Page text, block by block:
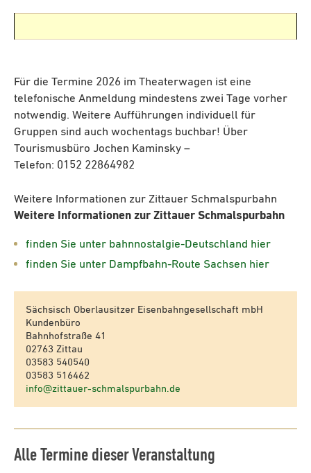
Für die Termine 2026 im Theaterwagen ist eine
telefonische Anmeldung mindestens zwei Tage vorher
notwendig. Weitere Aufführungen individuell für
Gruppen sind auch wochentags buchbar! Über
Tourismusbüro Jochen Kaminsky –
Telefon: 0152 22864982
Weitere Informationen zur Zittauer Schmalspurbahn
Weitere Informationen zur Zittauer Schmalspurbahn
finden Sie unter bahnnostalgie-Deutschland hier
finden Sie unter Dampfbahn-Route Sachsen hier
Sächsisch Oberlausitzer Eisenbahngesellschaft mbH
Kundenbüro
Bahnhofstraße 41
02763 Zittau
03583 540540
03583 516462
info@zittauer-schmalspurbahn.de
Alle Termine dieser Veranstaltung